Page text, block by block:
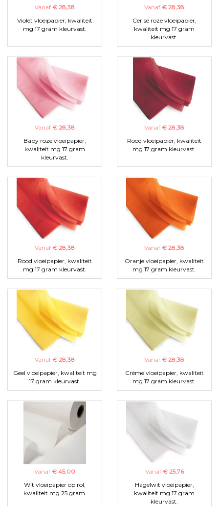
Vanaf € 28,38
Violet vloeipapier, kwaliteit
mg 17 gram kleurvast.
Vanaf € 28,38
Cerise roze vloeipapier,
kwaliteit mg 17 gram
kleurvast.
Vanaf € 28,38
Baby roze vloeipapier,
kwaliteit mg 17 gram
kleurvast.
Vanaf € 28,38
Rood vloeipapier, kwaliteit
mg 17 gram kleurvast.
Vanaf € 28,38
Rood vloeipapier, kwaliteit
mg 17 gram kleurvast.
Vanaf € 28,38
Oranje vloeipapier, kwaliteit
mg 17 gram kleurvast.
Vanaf € 28,38
Geel vloeipapier, kwaliteit mg
17 gram kleurvast.
Vanaf € 28,38
Crème vloeipapier, kwaliteit
mg 17 gram kleurvast.
Vanaf € 45,00
Wit vloeipapier op rol,
kwaliteit mg 25 gram.
Vanaf € 25,76
Hagelwit vloeipapier,
kwaliteit mg 17 gram
kleurvast.